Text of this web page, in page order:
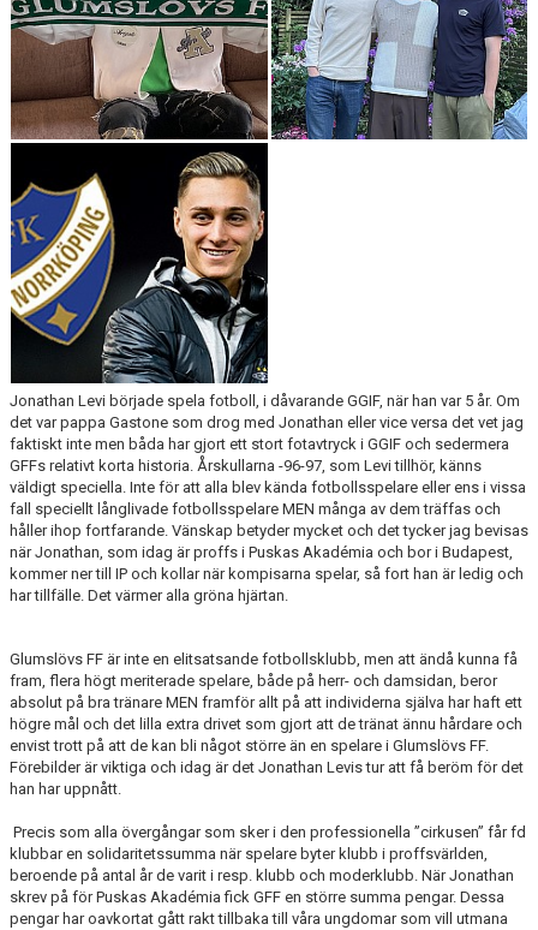
BLI MEDLEM
KLÄDKOLLEKTION
Jonathan Levi började spela fotboll, i dåvarande GGIF, när han var 5 år. Om
det var pappa Gastone som drog med Jonathan eller vice versa det vet jag
faktiskt inte men båda har gjort ett stort fotavtryck i GGIF och sedermera
GFFs relativt korta historia. Årskullarna -96-97, som Levi tillhör, känns
väldigt speciella. Inte för att alla blev kända fotbollsspelare eller ens i vissa
fall speciellt långlivade fotbollsspelare MEN många av dem träffas och
håller ihop fortfarande. Vänskap betyder mycket och det tycker jag bevisas
när Jonathan, som idag är proffs i Puskas Akadémia och bor i Budapest,
kommer ner till IP och kollar när kompisarna spelar, så fort han är ledig och
har tillfälle. Det värmer alla gröna hjärtan.
Glumslövs FF är inte en elitsatsande fotbollsklubb, men att ändå kunna få
fram, flera högt meriterade spelare, både på herr- och damsidan, beror
absolut på bra tränare MEN framför allt på att individerna själva har haft ett
högre mål och det lilla extra drivet som gjort att de tränat ännu hårdare och
envist trott på att de kan bli något större än en spelare i Glumslövs FF.
Förebilder är viktiga och idag är det Jonathan Levis tur att få beröm för det
han har uppnått.
Precis som alla övergångar som sker i den professionella ”cirkusen” får fd
klubbar en solidaritetssumma när spelare byter klubb i proffsvärlden,
beroende på antal år de varit i resp. klubb och moderklubb. När Jonathan
skrev på för Puskas Akadémia fick GFF en större summa pengar. Dessa
pengar har oavkortat gått rakt tillbaka till våra ungdomar som vill utmana